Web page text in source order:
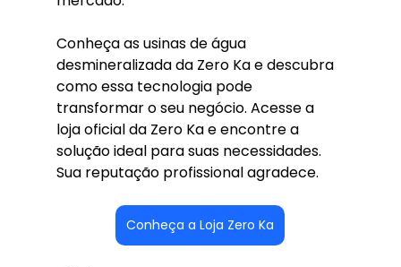
Conheça as usinas de água
desmineralizada da Zero Ka e descubra
como essa tecnologia pode
transformar o seu negócio. Acesse a
loja oficial da Zero Ka e encontre a
solução ideal para suas necessidades.
Sua reputação profissional agradece.
Conheça a Loja Zero Ka